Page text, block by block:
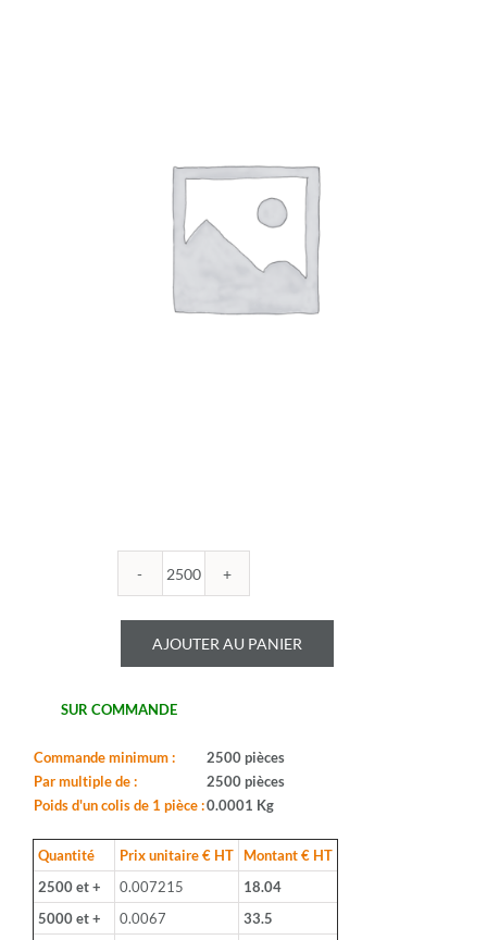
quantité
TAIWAN
SEMICONDUCTOR
-
Type:
petit
signal
Boitier:
SOD80,
MINIMELF
AJOUTER AU PANIER
SUR COMMANDE
Commande minimum :
2500 pièces
Par multiple de :
2500 pièces
Poids d'un colis de 1 pièce :0.0001 Kg
Quantité Prix unitaire € HT
Montant € HT
2500 et +
0.007215
18.04
5000 et +
0.0067
33.5